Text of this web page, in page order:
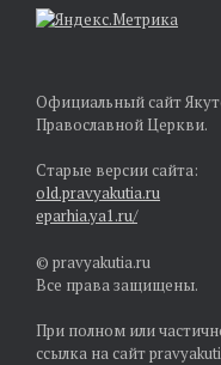
Официальный сайт
Православной Церкви.
Старые версии сайта:
old.pravyakutia.ru
eparhia.ya1.ru/
© pravyakutia.ru
Все права защищены.
При полном или
ссылка на сайт